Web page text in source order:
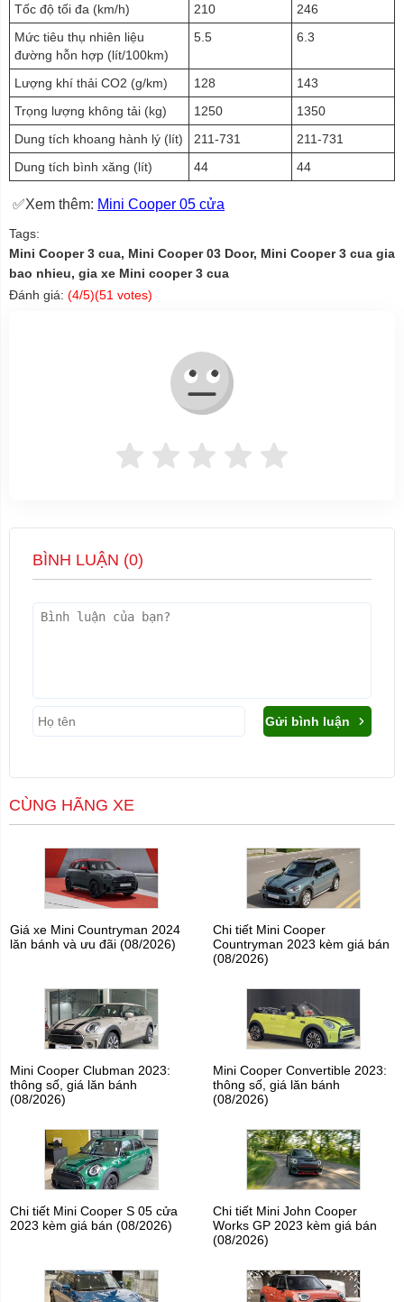
Tốc độ tối đa (km/h)
210
246
Mức tiêu thụ nhiên liệu
đường hỗn hợp (lít/100km)
5.5 6.3
Lượng khí thải CO2 (g/km) 128
143
Trọng lượng không tải (kg)
1250
1350
Dung tích khoang hành lý (lít)
211-731
211-731
Dung tích bình xăng (lít)
44 44
✅Xem thêm: Mini Cooper 05 cửa
Tags:
Mini Cooper 3 cua, Mini Cooper 03 Door, Mini Cooper 3 cua gia
bao nhieu, gia xe Mini cooper 3 cua
Đánh giá: (4/5)(51 votes)
BÌNH LUẬN (0)
Gửi bình luận
CÙNG HÃNG XE
Giá xe Mini Countryman 2024
lăn bánh và ưu đãi (08/2026)
Chi tiết Mini Cooper
Countryman 2023 kèm giá bán
(08/2026)
Mini Cooper Clubman 2023:
thông số, giá lăn bánh
(08/2026)
Mini Cooper Convertible 2023:
thông số, giá lăn bánh
(08/2026)
Chi tiết Mini Cooper S 05 cửa
2023 kèm giá bán (08/2026)
Chi tiết Mini John Cooper
Works GP 2023 kèm giá bán
(08/2026)